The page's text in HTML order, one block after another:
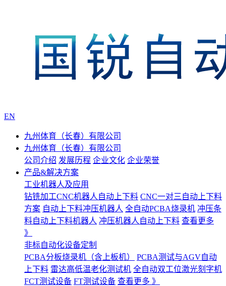
EN
九州体育（长春）有限公司
九州体育（长春）有限公司
公司介绍 发展历程 企业文化 企业荣誉
产品&解决方案
工业机器人及应用
钻铣加工CNC机器人自动上下料 CNC一对三自动上下料
方案 自动上下料冲压机器人 全自动PCBA烧录机 冲压条
料自动上下料机器人 冲压机器人自动上下料 查看更多
》
非标自动化设备定制
PCBA分板烧录机（含上板机）
PCBA测试与AGV自动
上下料 雷达高低温老化测试机 全自动双工位激光刻字机
FCT测试设备 FT测试设备 查看更多 》